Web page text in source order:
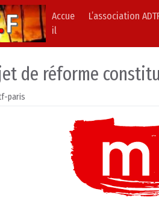
Accue
il
L’association
de réforme
paris